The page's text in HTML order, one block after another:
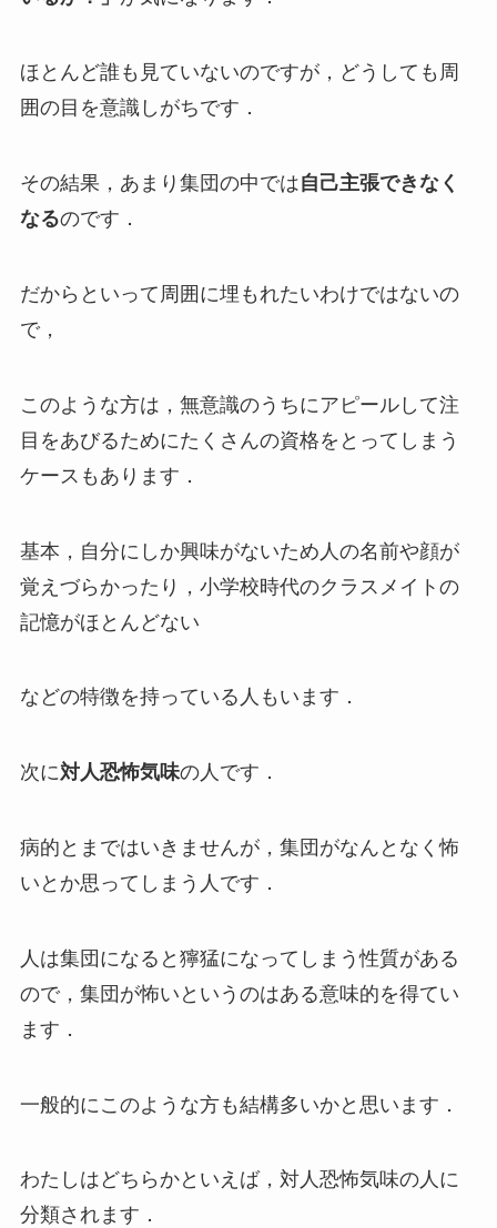
ほとんど誰も見ていないのですが，どうしても周
囲の目を意識しがちです．
その結果，あまり集団の中では自己主張できなく
なるのです．
だからといって周囲に埋もれたいわけではないの
で，
このような方は，無意識のうちにアピールして注
目をあびるためにたくさんの資格をとってしまう
ケースもあります．
基本，自分にしか興味がないため人の名前や顔が
覚えづらかったり，小学校時代のクラスメイトの
記憶がほとんどない
などの特徴を持っている人もいます．
次に対人恐怖気味の人です．
病的とまではいきませんが，集団がなんとなく怖
いとか思ってしまう人です．
人は集団になると獰猛になってしまう性質がある
ので，集団が怖いというのはある意味的を得てい
ます．
一般的にこのような方も結構多いかと思います．
わたしはどちらかといえば，対人恐怖気味の人に
分類されます．